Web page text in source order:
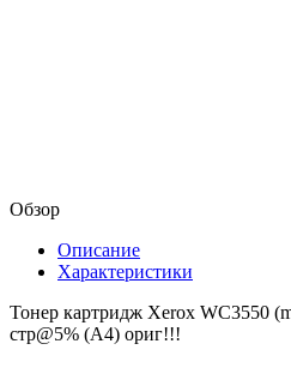
Обзор
Описание
Характеристики
Тонер картридж Xerox WC3550
стр@5% (А4) ориг!!!